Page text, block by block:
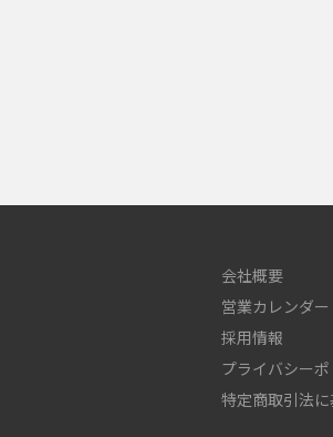
会社概要
営業カレンダー
採用情報
プライバシーポ
特定商取引法